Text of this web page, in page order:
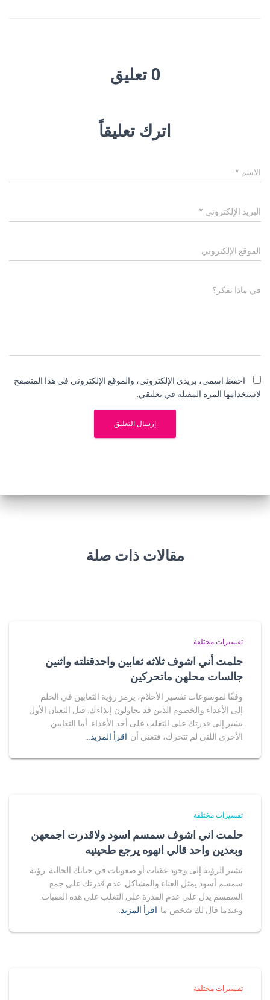
0 تعليق
اترك تعليقاً
الاسم *
البريد الإلكتروني *
الموقع الإلكتروني
في ماذا تفكر؟
احفظ اسمي، بريدي الإلكتروني، والموقع الإلكتروني في هذا المتصفح
لاستخدامها المرة المقبلة في تعليقي.
مقالات ذات صلة
تفسيرات مختلفة
حلمت أني اشوف ثلاثه ثعابين واحدقتلته واثنين
جالسات محلهن ماتحركين
وفقًا لموسوعات تفسير الأحلام، يرمز رؤية الثعابين في الحلم
إلى الأعداء والخصوم الذين قد يحاولون إيذاءك. قتل الثعبان الأول
يشير إلى قدرتك على التغلب على أحد الأعداء. أما الثعابين
الأخرى اللتي لم تتحرك، فتعني أن اقرأ المزيد…
تفسيرات مختلفة
حلمت اني اشوف سمسم اسود ولاقدرت اجمعهن
وبعدين واحد قالي انهوه يرجع طحينيه
تشير الرؤية إلى وجود عقبات أو صعوبات في حياتك الحالية. رؤية
سمسم أسود يمثل العناء والمشاكل. عدم قدرتك على جمع
السمسم يدل على عدم القدرة على التغلب على هذه العقبات.
وعندما قال لك شخص ما اقرأ المزيد…
تفسيرات مختلفة